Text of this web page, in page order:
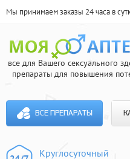
Мы принимаем заказы 24 часа в
все для Вашего сексуального
препараты для повышения
ВСЕ ПРЕПАРАТЫ
Круглосуточный